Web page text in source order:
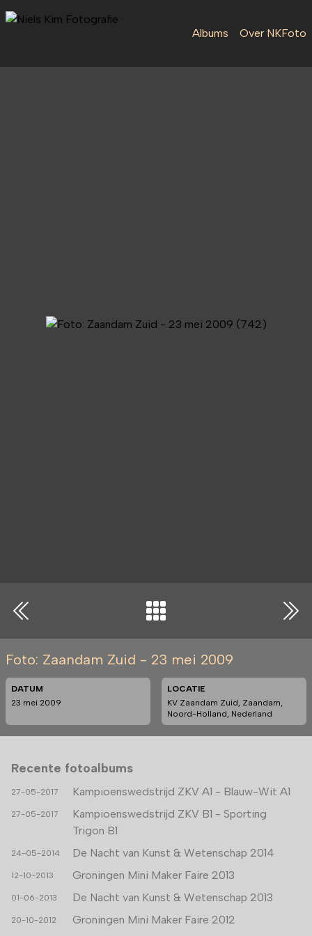
Albums Over NKFoto
Foto: Zaandam Zuid - 23 mei 2009
DATUM
23 mei 2009
LOCATIE
KV Zaandam Zuid, Zaandam,
Noord-Holland, Nederland
Recente fotoalbums
27-05-2017 Kampioenswedstrijd ZKV A1 - Blauw-Wit A1
27-05-2017
Kampioenswedstrijd ZKV B1 - Sporting
Trigon B1
24-05-2014 De Nacht van Kunst & Wetenschap 2014
12-10-2013 Groningen Mini Maker Faire 2013
01-06-2013 De Nacht van Kunst & Wetenschap 2013
20-10-2012 Groningen Mini Maker Faire 2012